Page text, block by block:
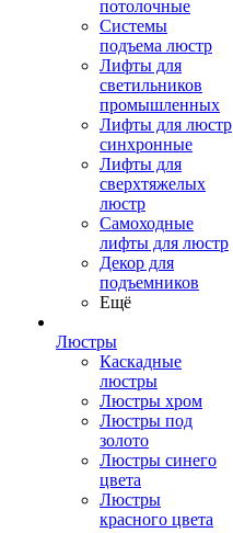
потолочные
Системы
подъема люстр
Лифты для
светильников
промышленных
Лифты для люстр
синхронные
Лифты для
сверхтяжелых
люстр
Самоходные
лифты для люстр
Декор для
подъемников
Ещё
Люстры
Каскадные
люстры
Люстры хром
Люстры под
золото
Люстры синего
цвета
Люстры
красного цвета